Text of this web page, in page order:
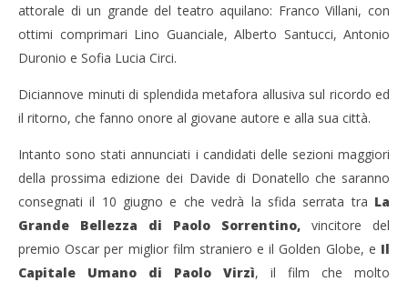
attorale di un grande del teatro aquilano: Franco Villani, con
ottimi comprimari Lino Guanciale, Alberto Santucci, Antonio
Duronio e Sofia Lucia Circi.
Diciannove minuti di splendida metafora allusiva sul ricordo ed
il ritorno, che fanno onore al giovane autore e alla sua città.
Intanto sono stati annunciati i candidati delle sezioni maggiori
della prossima edizione dei Davide di Donatello che saranno
consegnati il 10 giugno e che vedrà la sfida serrata tra La
Grande Bellezza di Paolo Sorrentino, vincitore del
premio Oscar per miglior film straniero e il Golden Globe, e Il
Capitale Umano di Paolo Virzì, il film che molto